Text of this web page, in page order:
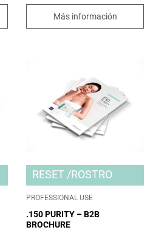
Más información
RESET ROSTRO
PROFESSIONAL USE
.150 PURITY – B2B
BROCHURE